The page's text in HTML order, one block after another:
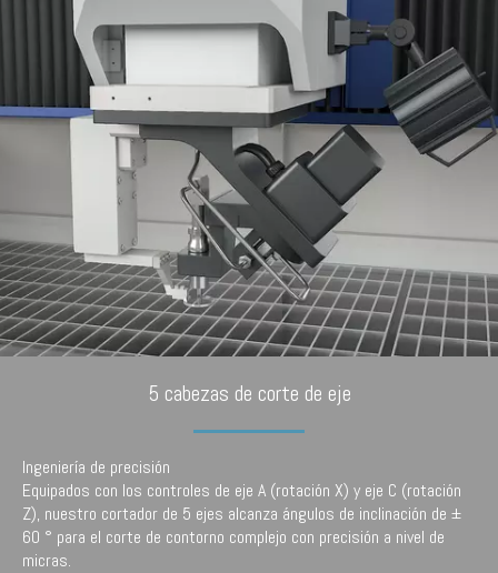
5 cabezas de corte de eje
Ingeniería de precisión
Equipados con los controles de eje A (rotación X) y eje C (rotación
Z), nuestro cortador de 5 ejes alcanza ángulos de inclinación de ±
60 ° para el corte de contorno complejo con precisión a nivel de
micras.